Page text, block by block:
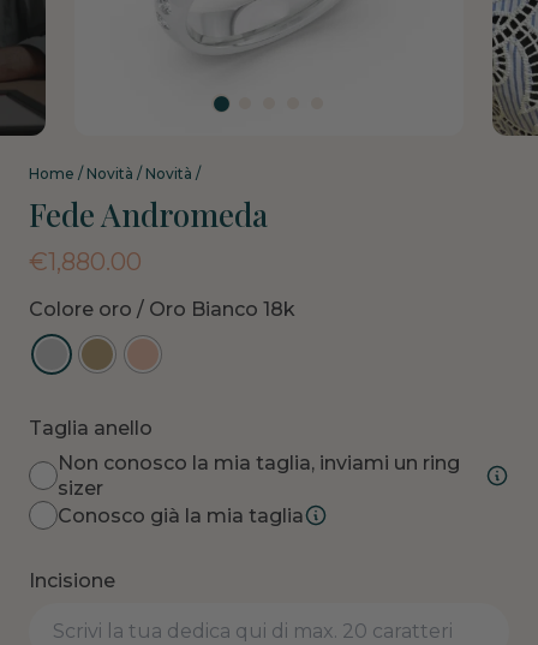
Home / Novità / Novità /
Fede Andromeda
€1,880.00
Colore oro / Oro Bianco 18k
Taglia anello
Non conosco la mia taglia, inviami un ring
sizer
Conosco già la mia taglia
Incisione